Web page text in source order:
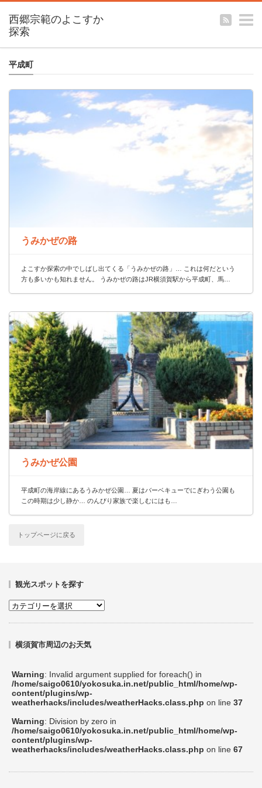
平成町
うみかぜの路
よこすか探索の中でしばし出てくる「うみかぜの路」… これは何だという
方も多いかも知れません。 うみかぜの路はJR横須賀駅から平成町、馬…
うみかぜ公園
平成町の海岸線にあるうみかぜ公園… 夏はバーベキューでにぎわう公園も
この時期は少し静か… のんびり家族で楽しむにはも…
トップページに戻る
観光スポットを探す
横須賀市周辺のお天気
Warning: Invalid argument supplied for foreach() in
/home/saigo0610/yokosuka.in.net/public_html/home/wp-
content/plugins/wp-
weatherhacks/includes/weatherHacks.class.php on line 37
Warning: Division by zero in
/home/saigo0610/yokosuka.in.net/public_html/home/wp-
content/plugins/wp-
weatherhacks/includes/weatherHacks.class.php on line 67